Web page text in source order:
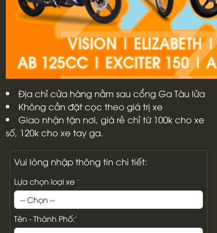
Địa chỉ cửa hàng nằm sau cổng Ga Tàu lửa
Không cần đặt cọc theo giá trị xe
Giao nhận tận nơi, giá rẻ chỉ từ 100k cho xe
số, 120k cho xe tay ga.
Vui lòng nhập thông tin chi tiết:
Lựa chọn loại xe *
Tên - Thành Phố:*